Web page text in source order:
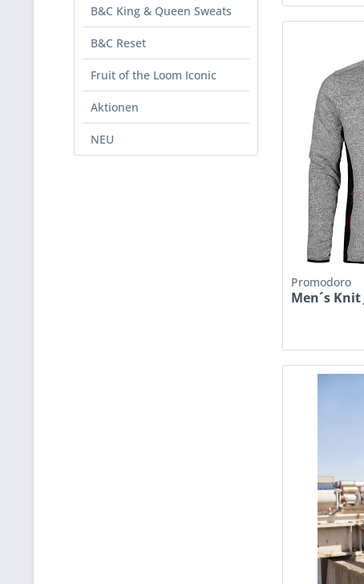
B&C King & Queen Sweats
B&C Reset
Fruit of the Loom Iconic
Aktionen
NEU
Promodoro
Men´s